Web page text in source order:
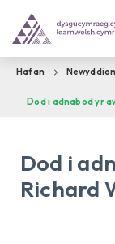
Hafan Newyddion
Dod i adnabod yr
Dod i
Richard